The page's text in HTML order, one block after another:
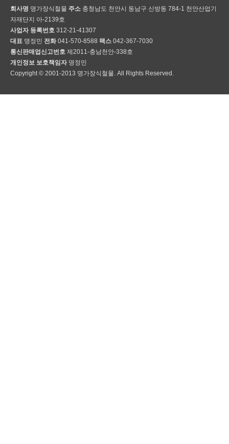
회사명 명가장식철물 주소 충청남도 천안시 동남구 신방동 784-1 천안산업기
자재단지 아-2139호
사업자 등록번호 312-21-41307
대표 명정민 전화 041-570-8588 팩스 042-367-7030
통신판매업신고번호 제2011-충남천안-338호
개인정보 보호책임자 명정민
Copyright © 2001-2013 명가장식철물. All Rights Reserved.